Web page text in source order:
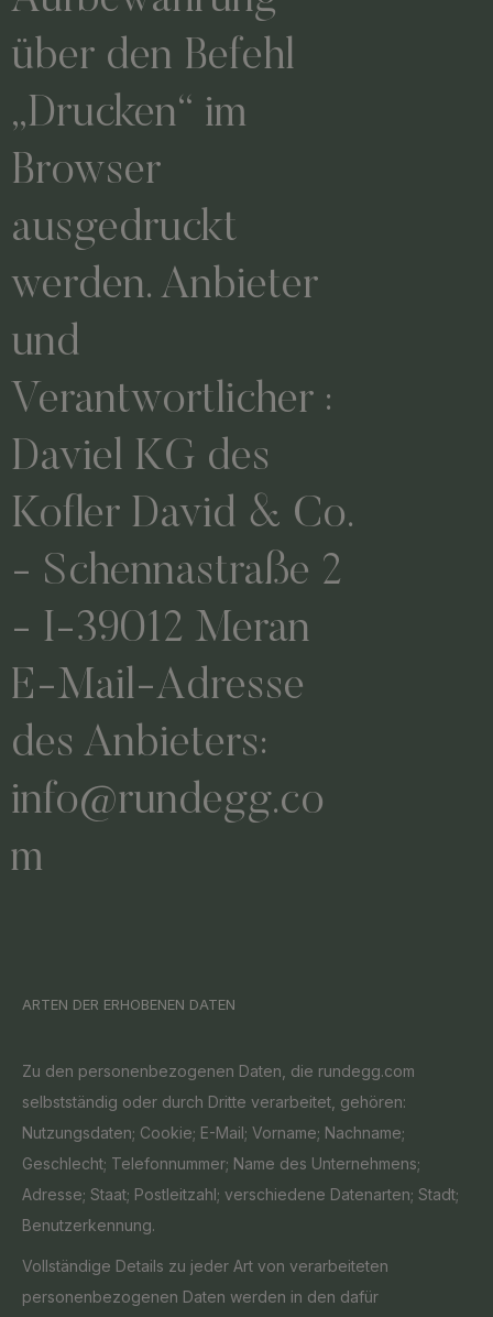
über den Befehl
„Drucken“ im
Browser
ausgedruckt
werden. Anbieter
und
Verantwortlicher :
Daviel KG des
Kofler David & Co.
- Schennastraße 2
- I-39012 Meran
E-Mail-Adresse
des Anbieters:
info@rundegg.co
m
ARTEN DER ERHOBENEN DATEN
Zu den personenbezogenen Daten, die rundegg.com
selbstständig oder durch Dritte verarbeitet, gehören:
Nutzungsdaten; Cookie; E-Mail; Vorname; Nachname;
Geschlecht; Telefonnummer; Name des Unternehmens;
Adresse; Staat; Postleitzahl; verschiedene Datenarten; Stadt;
Benutzerkennung.
Vollständige Details zu jeder Art von verarbeiteten
personenbezogenen Daten werden in den dafür